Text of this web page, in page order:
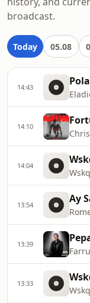
broadcast.
Today 05.08
14:43
14:10
14:04
Wskq
13:54 Ay
13:39
13:33
Wskq